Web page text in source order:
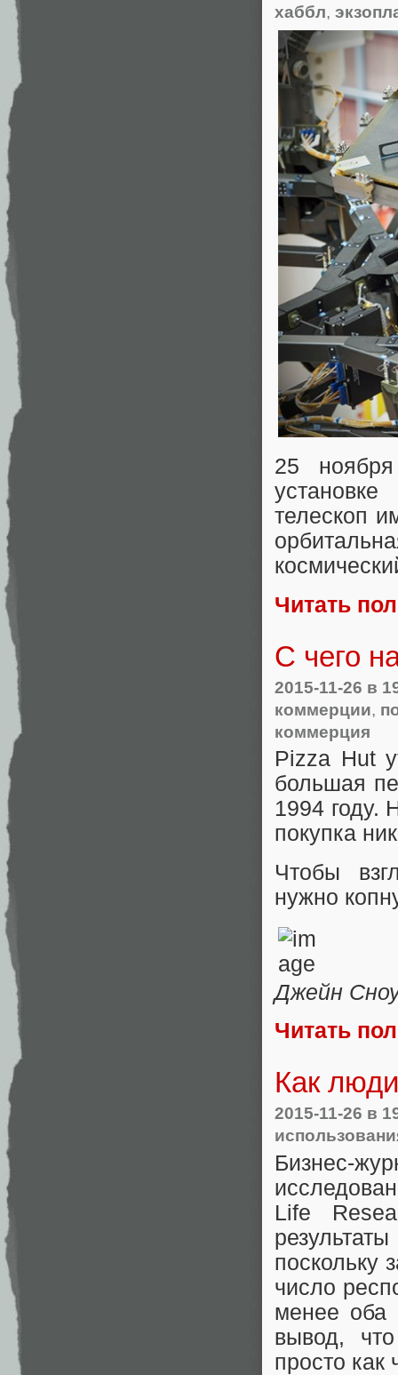
хаббл,
25
телескоп
Читать
С чего
2015-11-26 в
коммерции,
коммерция
Pizza Hut
большая
1994 году.
покупка
Чтобы
нужно
Джейн
Читать
Как
2015-11-26 в
Бизнес-
Life
поскольку
число
менее оба
вывод,
просто как